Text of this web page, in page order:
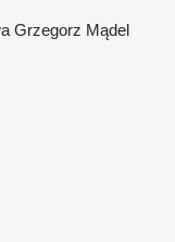
Grzegorz Mądel